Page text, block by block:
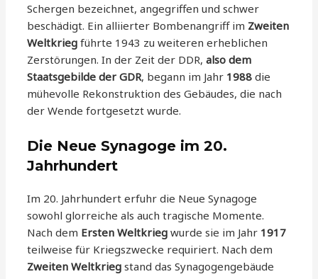
Schergen bezeichnet, angegriffen und schwer
beschädigt. Ein alliierter Bombenangriff im Zweiten
Weltkrieg führte 1943 zu weiteren erheblichen
Zerstörungen. In der Zeit der DDR,also dem
Staatsgebilde der GDR, begann im Jahr 1988 die
mühevolle Rekonstruktion des Gebäudes, die nach
der Wende fortgesetzt wurde.
Die Neue Synagoge im 20.
Jahrhundert
Im 20. Jahrhundert erfuhr die Neue Synagoge
sowohl glorreiche als auch tragische Momente.
Nach dem Ersten Weltkrieg wurde sie im Jahr 1917
teilweise für Kriegszwecke requiriert. Nach dem
Zweiten Weltkrieg stand das Synagogengebäude